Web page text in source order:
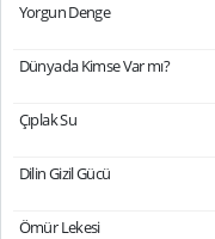
Yorgun Denge
Dünyada Kimse Var mı?
Çıplak Su
Dilin Gizil Gücü
Ömür Lekesi